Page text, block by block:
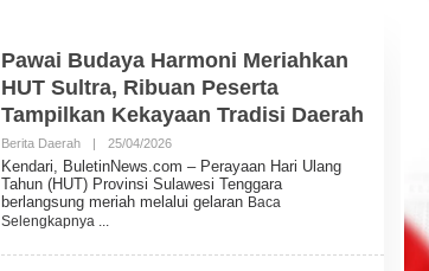
Pawai Budaya Harmoni Meriahkan
HUT Sultra, Ribuan Peserta
Tampilkan Kekayaan Tradisi Daerah
Berita Daerah | 25/04/2026O
E
H
B
E
Kendari, BuletinNews.com – Perayaan Hari Ulang
Tahun (HUT) Provinsi Sulawesi Tenggara
berlangsung meriah melalui gelaran Baca
Selengkapnya